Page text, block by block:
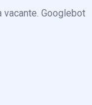
vacante. Googlebot